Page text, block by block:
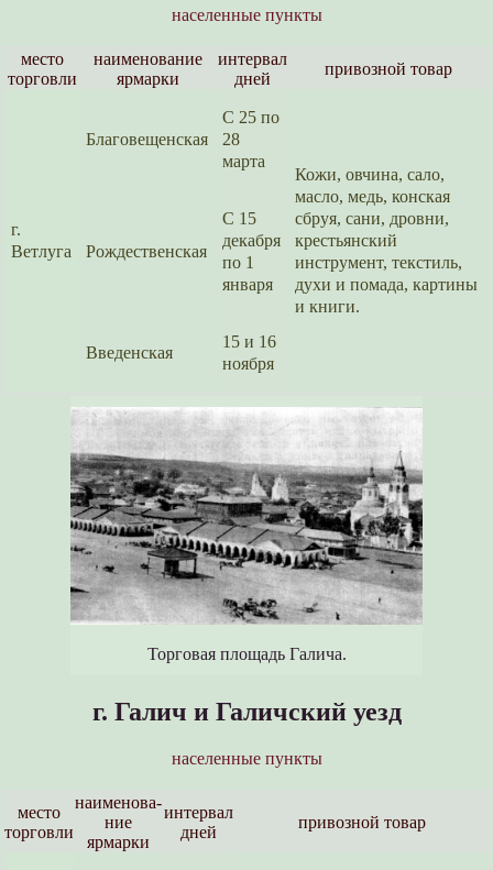
населенные пункты
место
торговли
наименова­ние
ярмарки
интервал
дней
привозной товар
г.
Ветлуга
Благовещенская
С 25 по
28
марта
Кожи, овчина, сало,
масло, медь, конская
сбруя, сани, дровни,
крестьянс­кий
инструмент, текстиль,
духи и помада, картины
и книги.
Рождественс­кая
С 15
декабря
по 1
января
Введенс­кая
15 и 16
ноября
Торговая площадь Галича.
г. Галич и Галичский уезд
населенные пункты
место
торговли
наименова­
ние
ярмарки
интервал
дней
привозной товар